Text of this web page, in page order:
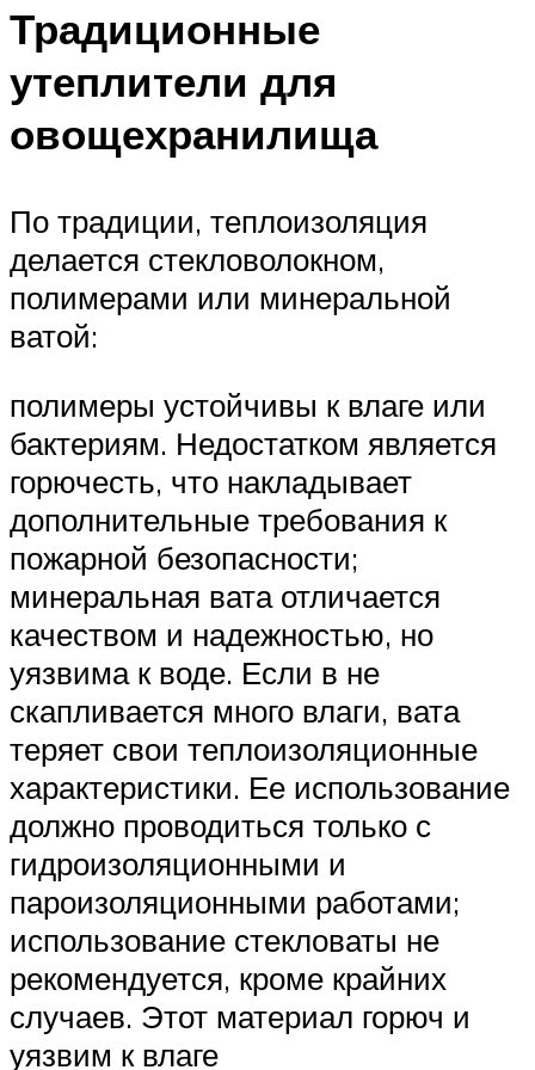
Традиционные
утеплители для
овощехранилища
По традиции, теплоизоляция
делается стекловолокном,
полимерами или минеральной
ватой:
полимеры устойчивы к влаге или
бактериям. Недостатком является
горючесть, что накладывает
дополнительные требования к
пожарной безопасности;
минеральная вата отличается
качеством и надежностью, но
уязвима к воде. Если в не
скапливается много влаги, вата
теряет свои теплоизоляционные
характеристики. Ее использование
должно проводиться только с
гидроизоляционными и
пароизоляционными работами;
использование стекловаты не
рекомендуется, кроме крайних
случаев. Этот материал горюч и
уязвим к влаге